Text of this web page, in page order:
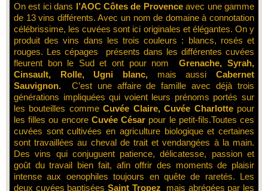
On est ici dans l’AOC Côtes de Provenceavec une gamme
de 13 vins différents. Avec un nom de domaine à connotation
célébrissime, les cuvées sont ici originales et élégantes. On y
produit des vins dans les trois couleurs : blancs, rosés et
rouges. Les cépages présents dans les différentes cuvées
fleurent bon le Sud et ont pour nomGrenache, Syrah,
Cinsault, Rolle, Ugni blanc, mais aussi Cabernet
Sauvignon.
C’est une affaire de famille avec déjà trois
générations impliquées qui voient leurs prénoms portés sur
les bouteilles commeCuvée Claire, Cuvée Charlotte pour
les filles ou encore Cuvée César pour le petit-fils.Toutes ces
cuvées sont cultivées en agriculture biologique et certaines
sont travaillées au cheval de trait et vendangées à la main.
Des vins qui conjuguent patience, délicatesse, passion et
goût du travail bien fait, afin offrir des moments de plaisir
intense aux oenophiles toujours en quête de raretés. Les
deux cuvées baptisées Saint Tropez mais abrégées par les